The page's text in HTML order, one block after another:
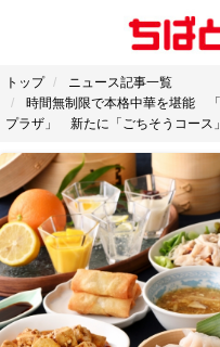
トップ
ニュース記事一覧
時間無制限で本格中華を堪能
プラザ」 新たに「ごちそうコース